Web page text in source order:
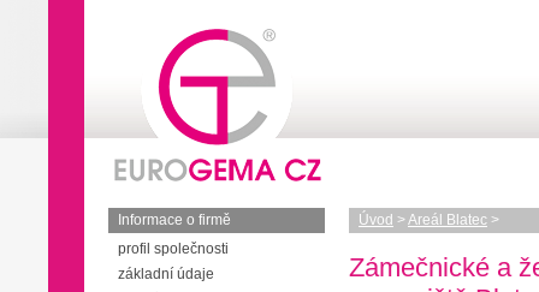
Informace o firmě
profil společnosti
základní údaje
Úvod >Areál Blatec >
Zámečnické a